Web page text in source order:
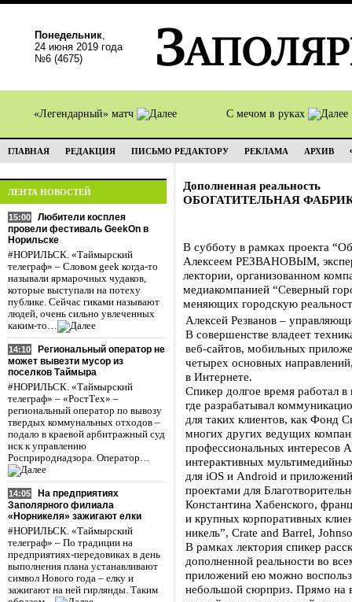
Понедельник,
24 июня 2019 года
№6 (4675)
«Легендарный» матч С мечом в руках
ГЛАВНАЯ РЕДАКЦИЯ ПИСЬМО РЕДАКТОРУ РЕКЛАМА АРХИВ
ЛЕНТА НОВОСТЕЙ
15:00
Любители косплея
провели фестиваль GeekOn в
Норильске
#НОРИЛЬСК. «Таймырский
телеграф» – Словом geek когда-то
называли ярмарочных чудаков,
которые выступали на потеху
публике. Сейчас гиками называют
людей, очень сильно увлеченных
каким-то…
14:10
Региональный оператор не
может вывезти мусор из
поселков Таймыра
#НОРИЛЬСК. «Таймырский
телеграф» – «РостТех» –
региональный оператор по вывозу
твердых коммунальных отходов –
подало в краевой арбитражный суд
иск к управлению
Росприроднадзора. Оператор…
14:05
На предприятиях
Заполярного филиала
«Норникеля» зажигают елки
#НОРИЛЬСК. «Таймырский
телеграф» – По традиции на
предприятиях-передовиках в день
выполнения плана устанавливают
символ Нового года – елку и
зажигают на ней гирлянды. Таким
Дополненная реальность
ОБОГАТИТЕЛЬНАЯ
В субботу в рамках проекта
Алексеем РЕЗВАНОВЫМ,
лектории, организованном
медиакомпанией “Северный
меняющих городскую
Алексей Резванов –
В совершенстве владеет
веб-сайтов, мобильных
четырех основных
в Интернете.
Спикер долгое время работал
где разрабатывал
для таких клиентов, как Фонд
многих других ведущих
профессиональных интересов
интерактивных
для iOS и Android и
проектами для
Константина Хабенского,
и крупных корпоративных
никель”, Crate and Barrel,
В рамках лектория спикер
дополненной реальности во
приложений ею можно
небольшой сюрприз. Прямо на